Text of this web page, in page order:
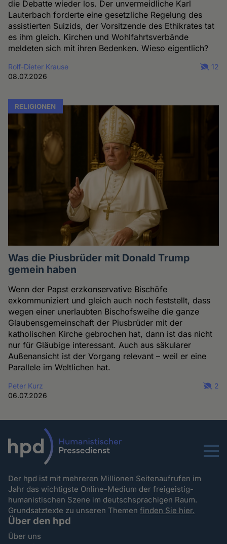
die Debatte wieder los. Der unvermeidliche Karl
Lauterbach forderte eine gesetzliche Regelung des
assistierten Suizids, der Vorsitzende des Ethikrates tat
es ihm gleich. Kirchen und Wohlfahrtsverbände
meldeten sich mit ihren Bedenken. Wieso eigentlich?
Rolf-Dieter Krause
08.07.2026
12
RELIGIONEN
Was die Piusbrüder mit Donald Trump
gemein haben
Wenn der Papst erzkonservative Bischöfe
exkommuniziert und gleich auch noch feststellt, dass
wegen einer unerlaubten Bischofsweihe die ganze
Glaubensgemeinschaft der Piusbrüder mit der
katholischen Kirche gebrochen hat, dann ist das nicht
nur für Gläubige interessant. Auch aus säkularer
Außenansicht ist der Vorgang relevant – weil er eine
Parallele im Weltlichen hat.
Peter Kurz
06.07.2026
2
Menu
Der hpd ist mit mehreren Millionen Seitenaufrufen im
Jahr das wichtigste Online-Medium der freigeistig-
humanistischen Szene im deutschsprachigen Raum.
Grundsatztexte zu unseren Themenfinden Sie hier.
Über den hpd
Über uns